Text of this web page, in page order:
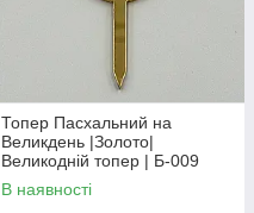
Топер Пасхальний на
Великдень |Золото|
Великодній топер | Б-009
В наявності